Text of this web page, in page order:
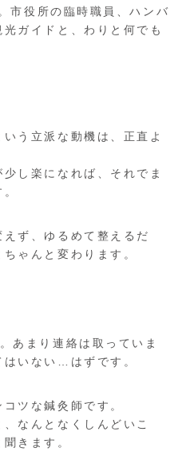
役所の臨時職員、ハンバ
ガイドと、わりと何でも
いう立派な動機は、正直よ
し楽になれば、それでま
ず、ゆるめて整えるだ
ゃんと変わります。
あまり連絡は取っていま
いない…はずです。
ツな鍼灸師です。
なんとなくしんどいこ
きます。